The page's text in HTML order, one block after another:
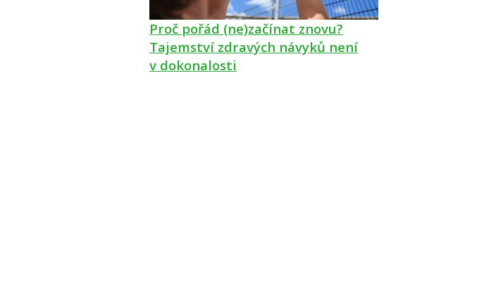
Proč pořád (ne)začínat znovu?
Tajemství zdravých návyků není
v dokonalosti